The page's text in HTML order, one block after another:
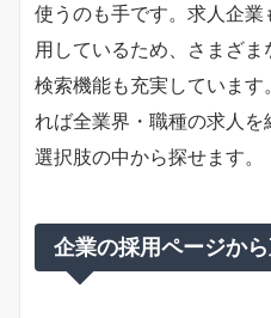
使うのも手です。求人企業
用しているため、さまざま
検索機能も充実していま
れば全業界・職種の求人
選択肢の中から探せます。
企業の採用ページか